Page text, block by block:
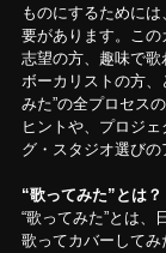
ものにするために
要があります。この
志望の方、趣味で
ボーカリストの方、
みた”の全プロセス
ヒントや、プロジ
グ・スタジオ選びの
“歌ってみた”とは？
“歌ってみた”とは、
歌ってカバーしてみ